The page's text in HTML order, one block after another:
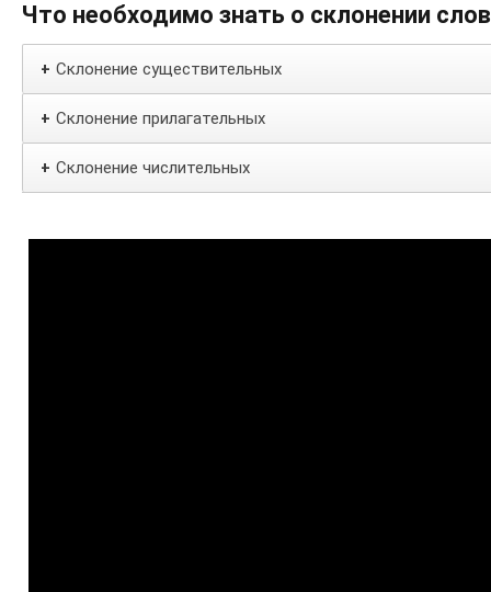
Что необходимо знать о склонении
+ Склонение существительных
+ Склонение прилагательных
+ Склонение числительных